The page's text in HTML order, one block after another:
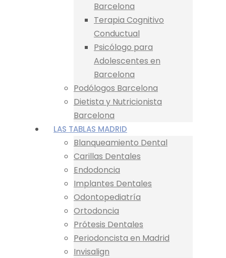
Barcelona
Terapia Cognitivo
Conductual
Psicólogo para
Adolescentes en
Barcelona
Podólogos Barcelona
Dietista y Nutricionista
Barcelona
LAS TABLAS MADRID
Blanqueamiento Dental
Carillas Dentales
Endodoncia
Implantes Dentales
Odontopediatría
Ortodoncia
Prótesis Dentales
Periodoncista en Madrid
Invisalign